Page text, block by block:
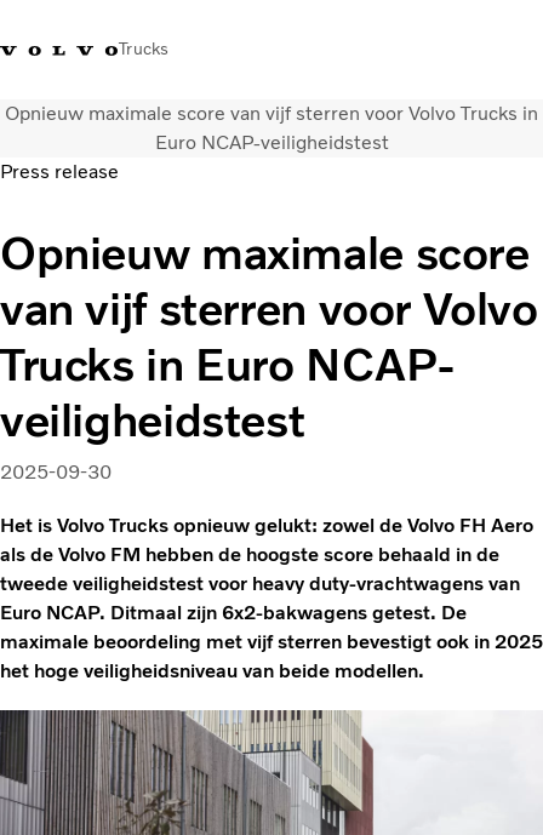
Trucks
ContactKennis vergrotenMerchandise InloggenNederland
CO2-reductie
Trucks
Truck Builder
Services
Dealer locator
Nieuws
Over ons
Opnieuw maximale score van vijf sterren voor Volvo Trucks in
Euro NCAP-veiligheidstest
Press release
Opnieuw maximale score
van vijf sterren voor Volvo
Trucks in Euro NCAP-
veiligheidstest
2025-09-30
Het is Volvo Trucks opnieuw gelukt: zowel de Volvo FH Aero
als de Volvo FM hebben de hoogste score behaald in de
tweede veiligheidstest voor heavy duty-vrachtwagens van
Euro NCAP. Ditmaal zijn 6x2-bakwagens getest. De
maximale beoordeling met vijf sterren bevestigt ook in 2025
het hoge veiligheidsniveau van beide modellen.